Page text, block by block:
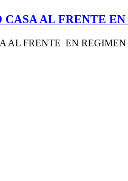
AL FRENTE
FRENTE EN